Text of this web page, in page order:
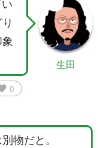
0
生田
物だと。